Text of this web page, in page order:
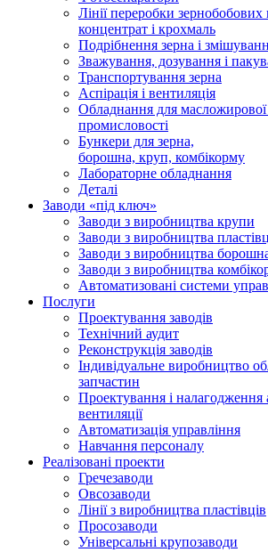
Лінії переробки зернобобових
концентрат і крохмаль
Подрібнення зерна і
Зважування, дозування і
Транспортування зерна
Аспірація і вентиляція
Обладнання для масложирової
промисловості
Бункери для зерна,
борошна, круп, комбікорму
Лабораторне обладнання
Деталі
Заводи «під ключ»
Заводи з виробництва крупи
Заводи з виробництва
Заводи з виробництва
Заводи з виробництва
Автоматизовані системи
Послуги
Проектування заводів
Технічний аудит
Реконструкція заводів
Індивідуальне виробництво
запчастин
Проектування і налагодження
вентиляції
Автоматизація управління
Навчання персоналу
Реалізовані проекти
Гречезаводи
Овсозаводи
Лінії з виробництва пластівців
Просозаводи
Універсальні крупозаводи